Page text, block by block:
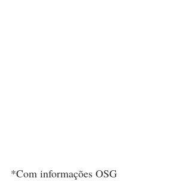
*Com informações OSG